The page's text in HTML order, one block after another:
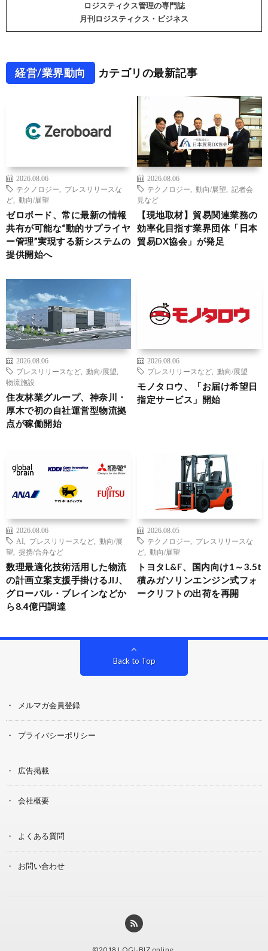
ロジスティクス管理の専門誌
月刊ロジスティクス・ビジネス
経営/業界動向 カテゴリの最新記事
2026.08.06
テクノロジー
プレスリリースな
ど
動向/展望
ゼロボード、常に最新の情報
共有が可能な“動的サプライヤ
ー管理”実現する新システムの
提供開始へ
2026.08.06
テクノロジー
動向/展望
記者会
見など
【現地取材】貿易関連業務の
効率化目指す業界団体「日本
貿易DX協会」が発足
2026.08.06
プレスリリースなど
動向/展望
物流施設
住友林業グループ、神奈川・
厚木で初の自社運営型物流拠
点が稼働開始
2026.08.06
プレスリリースなど
動向/展望
モノタロウ、「お届け希望日
指定サービス」開始
2026.08.06
AI
プレスリリースなど
動向/展
望
提携/合弁など
数理最適化技術活用した物流
の計画立案支援手掛けるJIJ、
グローバル・ブレインなどか
ら8.4億円調達
2026.08.05
テクノロジー
プレスリリースな
ど
動向/展望
トヨタL&F、国内向け1～3.5t
積みガソリンエンジン式フォ
ークリフトの出荷を再開
Back to Top
メルマガ会員登録
プライバシーポリシー
広告掲載
会社概要
よくある質問
お問い合わせ